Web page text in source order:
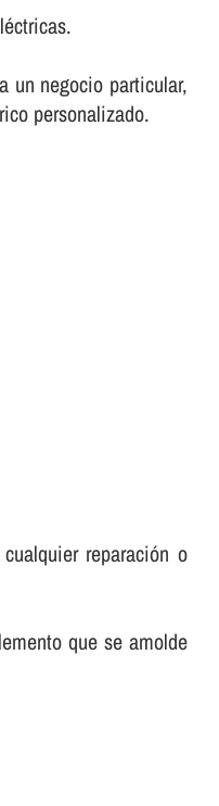
un negocio particular,
personalizado.
reparación o
que se amolde